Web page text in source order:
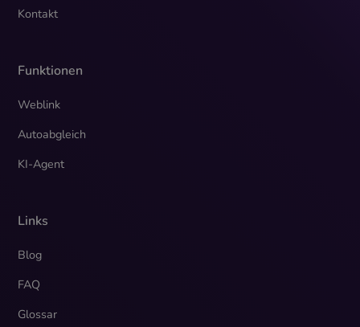
Kontakt
Funktionen
Weblink
Autoabgleich
KI-Agent
Links
Blog
FAQ
Glossar